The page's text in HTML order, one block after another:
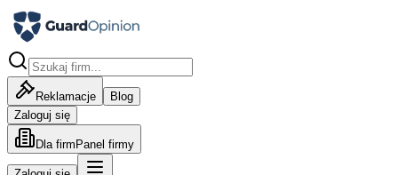
Reklamacje
Blog
Zaloguj się
Dla firm Panel firmy